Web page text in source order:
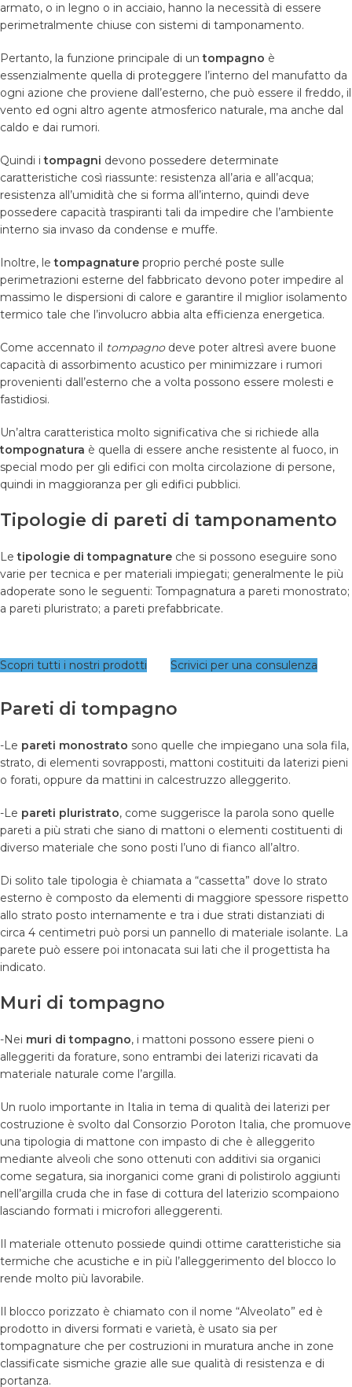
armato, o in legno o in acciaio, hanno la necessità di essere
perimetralmente chiuse con sistemi di tamponamento.
Pertanto, la funzione principale di untompagno è
essenzialmente quella di proteggere l’interno del manufatto da
ogni azione che proviene dall’esterno, che può essere il freddo, il
vento ed ogni altro agente atmosferico naturale, ma anche dal
caldo e dai rumori.
Quindi itompagni devono possedere determinate
caratteristiche così riassunte: resistenza all’aria e all’acqua;
resistenza all’umidità che si forma all’interno, quindi deve
possedere capacità traspiranti tali da impedire che l’ambiente
interno sia invaso da condense e muffe.
Inoltre, letompagnature proprio perché poste sulle
perimetrazioni esterne del fabbricato devono poter impedire al
massimo le dispersioni di calore e garantire il miglior isolamento
termico tale che l’involucro abbia alta efficienza energetica.
Come accennato il tompagnodeve poter altresì avere buone
capacità di assorbimento acustico per minimizzare i rumori
provenienti dall’esterno che a volta possono essere molesti e
fastidiosi.
Un’altra caratteristica molto significativa che si richiede alla
tompognatura è quella di essere anche resistente al fuoco, in
special modo per gli edifici con molta circolazione di persone,
quindi in maggioranza per gli edifici pubblici.
Tipologie di pareti di tamponamento
Letipologie di tompagnature che si possono eseguire sono
varie per tecnica e per materiali impiegati; generalmente le più
adoperate sono le seguenti: Tompagnatura a pareti monostrato;
a pareti pluristrato; a pareti prefabbricate.
Scopri tutti i nostri prodotti Scrivici per una consulenza
Pareti di tompagno
-Le pareti monostrato sono quelle che impiegano una sola fila,
strato, di elementi sovrapposti, mattoni costituiti da laterizi pieni
o forati, oppure da mattini in calcestruzzo alleggerito.
-Le pareti pluristrato, come suggerisce la parola sono quelle
pareti a più strati che siano di mattoni o elementi costituenti di
diverso materiale che sono posti l’uno di fianco all’altro.
Di solito tale tipologia è chiamata a “cassetta” dove lo strato
esterno è composto da elementi di maggiore spessore rispetto
allo strato posto internamente e tra i due strati distanziati di
circa 4 centimetri può porsi un pannello di materiale isolante. La
parete può essere poi intonacata sui lati che il progettista ha
indicato.
Muri di tompagno
-Nei muri di tompagno, i mattoni possono essere pieni o
alleggeriti da forature, sono entrambi dei laterizi ricavati da
materiale naturale come l’argilla.
Un ruolo importante in Italia in tema di qualità dei laterizi per
costruzione è svolto dal Consorzio Poroton Italia, che promuove
una tipologia di mattone con impasto di che è alleggerito
mediante alveoli che sono ottenuti con additivi sia organici
come segatura, sia inorganici come grani di polistirolo aggiunti
nell’argilla cruda che in fase di cottura del laterizio scompaiono
lasciando formati i microfori alleggerenti.
Il materiale ottenuto possiede quindi ottime caratteristiche sia
termiche che acustiche e in più l’alleggerimento del blocco lo
rende molto più lavorabile.
Il blocco porizzato è chiamato con il nome “Alveolato” ed è
prodotto in diversi formati e varietà, è usato sia per
tompagnature che per costruzioni in muratura anche in zone
classificate sismiche grazie alle sue qualità di resistenza e di
portanza.